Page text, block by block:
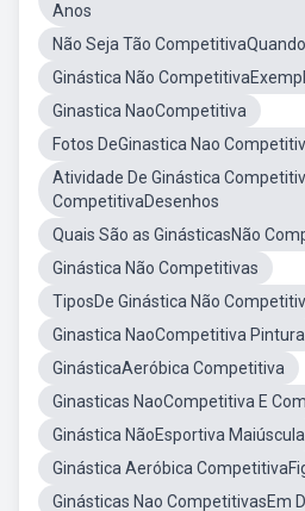
Anos
Não Seja Tão
Ginástica Não
Ginastica NaoCompetitiva
Fotos DeGinastica Nao
Atividade De Ginástica
CompetitivaDesenhos
Quais São as GinásticasNão
Ginástica Não Competitivas
TiposDe Ginástica Não
Ginastica NaoCompetitiva Pintura
GinásticaAeróbica Competitiva
Ginasticas NaoCompetitiva E
Ginástica NãoEsportiva Maiúscula
Ginástica Aeróbica
Ginásticas Nao CompetitivasEm